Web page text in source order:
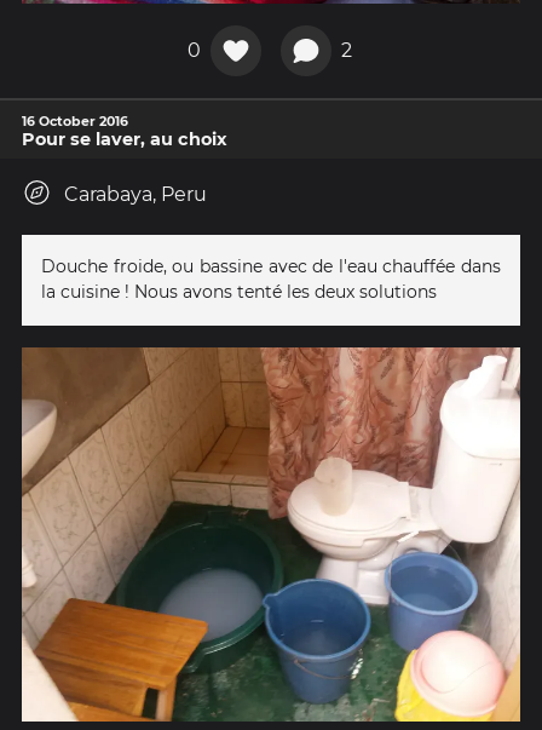
0 2
16 October 2016
Pour se laver, au choix
Carabaya, Peru
Douche froide, ou bassine avec de l'eau chauffée dans
la cuisine ! Nous avons tenté les deux solutions